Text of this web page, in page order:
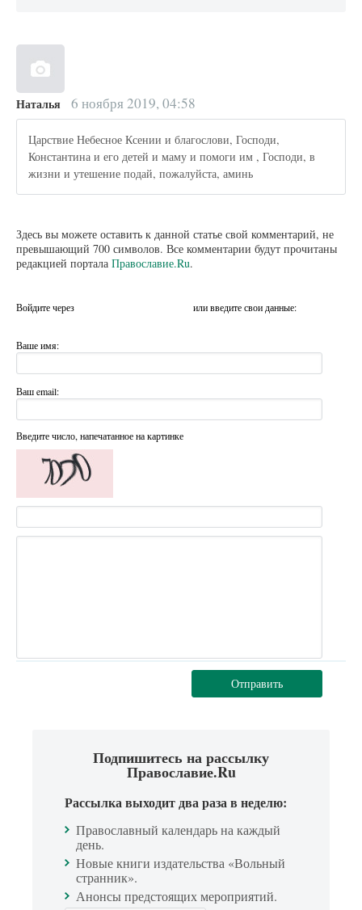
Наталья 6 ноября 2019, 04:58
Царствие Небесное Ксении и благослови, Господи,
Константина и его детей и маму и помоги им , Господи, в
жизни и утешение подай, пожалуйста, аминь
Здесь вы можете оставить к данной статье свой комментарий, не
превышающий 700 символов. Все комментарии будут прочитаны
редакцией портала Православие.Ru.
Войдите через или введите свои данные:
Ваше имя:
Ваш email:
Введите число, напечатанное на картинке
Отправить
Подпишитесь на рассылку
Православие.Ru
Рассылка выходит два раза в неделю:
Православный календарь на каждый
день.
Новые книги издательства «Вольный
странник».
Анонсы предстоящих мероприятий.